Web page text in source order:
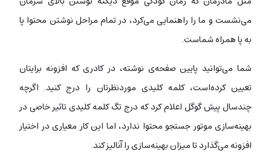
می‌نشست و ما را راهنمایی می‌کرد، در تمام مراحل نوشتن محتوا پا
به پا همراه شماست.
شما می‌توانید پایین صفحه‌ی نوشته، در کادری که افزونه برایتان
تعیین کرده‌است، کلمه کلیدی موردنظرتان را درج کنید. اگرچه
چندسال پیش گوگل اعلام کرد که درج تگ کلمه کلیدی تاثیر خاصی در
بهینه‌سازی موتور جستجو محتوا ندارد، اما این کار معیاری در اختیار
افزونه می‌گذارد تا میزان بهینه‌سازی را آنالیز کند.